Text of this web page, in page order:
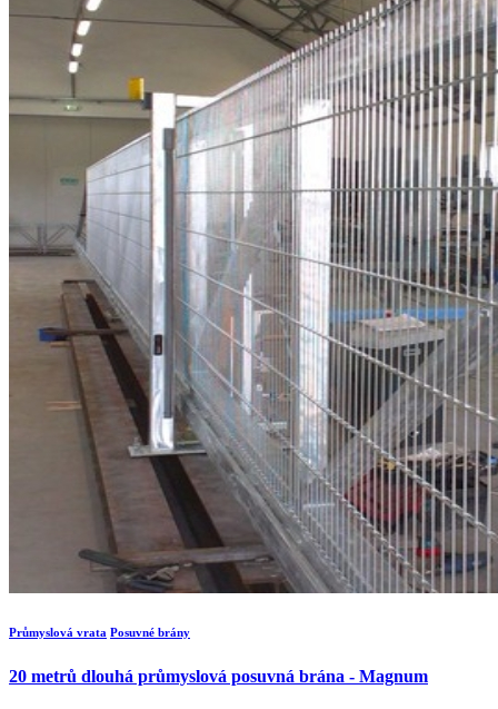
Průmyslová vrata Posuvné brány
20 metrů dlouhá průmyslová posuvná brána - Magnum